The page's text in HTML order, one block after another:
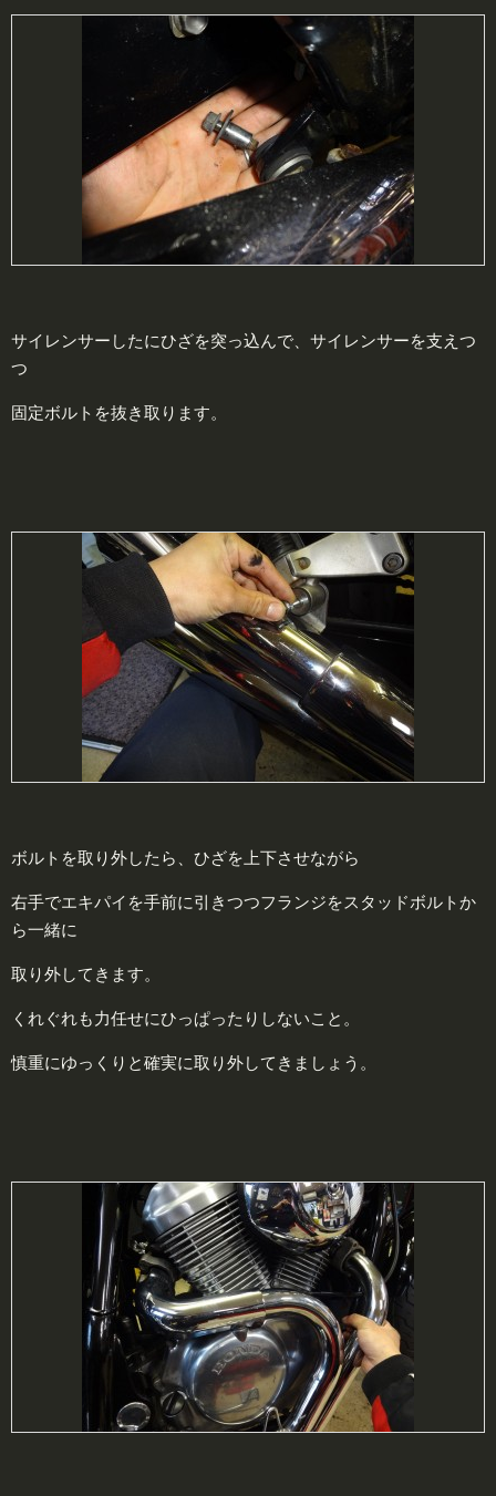
サイレンサーしたにひざを突っ込んで、サイレンサーを支えつ
つ
固定ボルトを抜き取ります。
ボルトを取り外したら、ひざを上下させながら
右手でエキパイを手前に引きつつフランジをスタッドボルトか
ら一緒に
取り外してきます。
くれぐれも力任せにひっぱったりしないこと。
慎重にゆっくりと確実に取り外してきましょう。